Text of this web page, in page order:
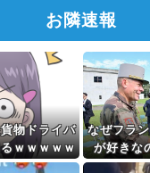
お隣速報
物ドライバ
ｗｗｗｗｗ
なぜフラ
が好きな
「中国と